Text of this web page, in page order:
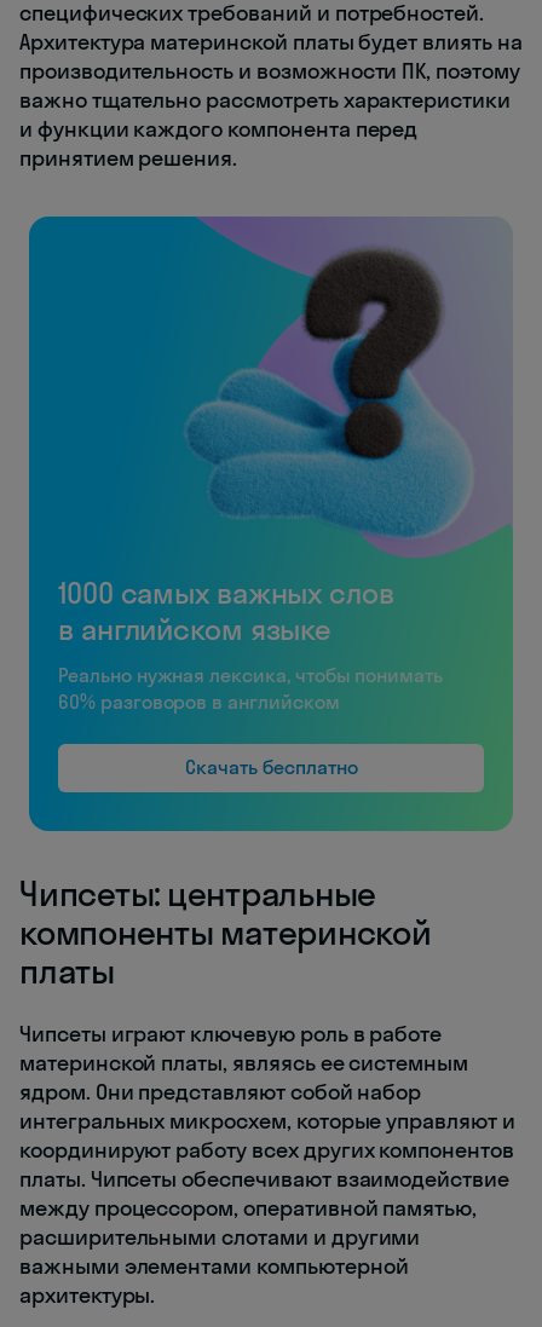
специфических требований и потребностей.
Архитектура материнской платы будет влиять на
производительность и возможности ПК, поэтому
важно тщательно рассмотреть характеристики
и функции каждого компонента перед
принятием решения.
1000 самых важных слов
в английском языке
Реально нужная лексика, чтобы понимать
60% разговоров в английском
Скачать бесплатно
Чипсеты: центральные
компоненты материнской
платы
Чипсеты играют ключевую роль в работе
материнской платы, являясь ее системным
ядром. Они представляют собой набор
интегральных микросхем, которые управляют и
координируют работу всех других компонентов
платы. Чипсеты обеспечивают взаимодействие
между процессором, оперативной памятью,
расширительными слотами и другими
важными элементами компьютерной
архитектуры.